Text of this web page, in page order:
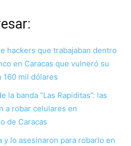
hackers que trabajaban dentro
en Caracas que vulneró su
160 mil dólares
la banda “Las Rapiditas”: las
a robar celulares en
de Caracas
y lo asesinaron para robarlo en